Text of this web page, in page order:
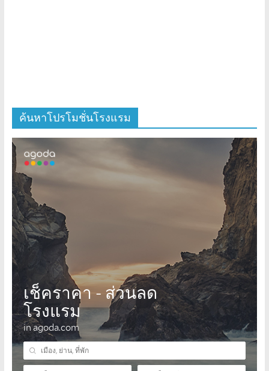
ค้นหาโปรโมชั่นโรงแรม